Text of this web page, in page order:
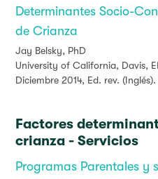
Determinantes Socio-
de Crianza
Jay Belsky, PhD
University of California, Davis,
Diciembre 2014, Ed. rev.
Factores
crianza - Servicios
Programas Parentales y